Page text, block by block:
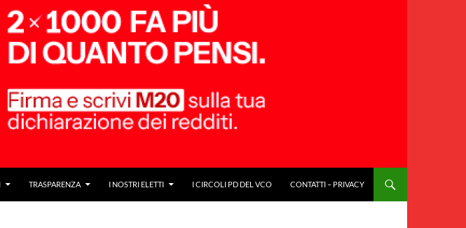
TRASPARENZA I NOSTRI ELETTI I CIRCOLI PD DEL VCO CONTATTI – PRIVACY